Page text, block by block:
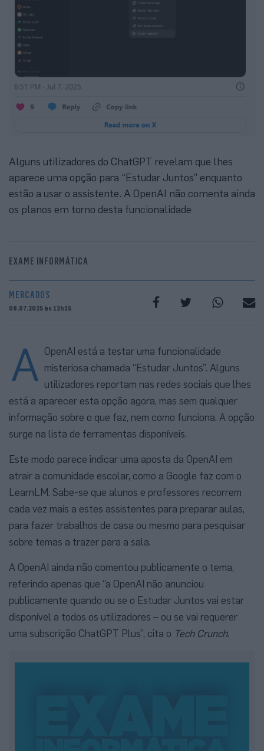
Alguns utilizadores do ChatGPT revelam que lhes
aparece uma opção para “Estudar Juntos” enquanto
estão a usar o assistente. A OpenAI não comenta ainda
os planos em torno desta funcionalidade
EXAME INFORMÁTICA
MERCADOS
08.07.2025 às 12h15
A OpenAI está a testar uma funcionalidade
misteriosa chamada “Estudar Juntos”. Alguns
utilizadores reportam nas redes sociais que lhes
está a aparecer esta opção agora, mas sem qualquer
informação sobre o que faz, nem como funciona. A opção
surge na lista de ferramentas disponíveis.
Este modo parece indicar uma aposta da OpenAI em
atrair a comunidade escolar, como a Google faz com o
LearnLM. Sabe-se que alunos e professores recorrem
cada vez mais a estes assistentes para preparar aulas,
para fazer trabalhos de casa ou mesmo para pesquisar
sobre temas a trazer para a sala.
A OpenAI ainda não comentou publicamente o tema,
referindo apenas que “a OpenAI não anunciou
publicamente quando ou se o Estudar Juntos vai estar
disponível a todos os utilizadores – ou se vai requerer
uma subscrição ChatGPT Plus”, cita o Tech Crunch.